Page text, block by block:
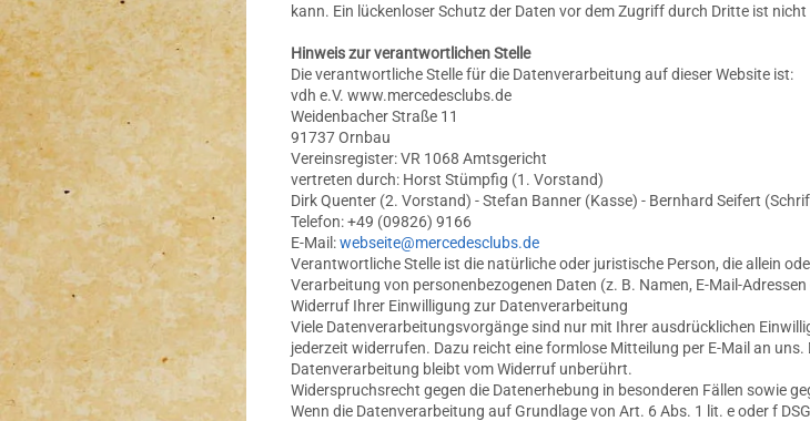
kann. Ein lückenloser Schutz der Daten vor dem Zugriff durch Dritte ist
Hinweis zur verantwortlichen Stelle
Die verantwortliche Stelle für die Datenverarbeitung auf dieser Website ist:
vdh e.V. www.mercedesclubs.de
Weidenbacher Straße 11
91737 Ornbau
Vereinsregister: VR 1068 Amtsgericht
vertreten durch: Horst Stümpfig (1. Vorstand)
Dirk Quenter (2. Vorstand) - Stefan Banner (Kasse) - Bernhard Seifert
Telefon: +49 (09826) 9166
E-Mail:webseite@mercedesclubs.de
Verantwortliche Stelle ist die natürliche oder juristische Person, die allein
Verarbeitung von personenbezogenen Daten (z. B. Namen, E-Mail-
Widerruf Ihrer Einwilligung zur Datenverarbeitung
Viele Datenverarbeitungsvorgänge sind nur mit Ihrer ausdrücklichen
jederzeit widerrufen. Dazu reicht eine formlose Mitteilung per E-Mail an
Datenverarbeitung bleibt vom Widerruf unberührt.
Widerspruchsrecht gegen die Datenerhebung in besonderen Fällen sowie
Wenn die Datenverarbeitung auf Grundlage von Art. 6 Abs. 1 lit. e oder f